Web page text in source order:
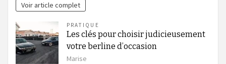
Voir article complet
PRATIQUE
Les clés pour choisir judicieusement
votre berline d’occasion
Marise